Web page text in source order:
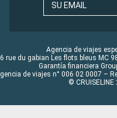
SU EMAIL
Agencia de viajes
rue du gabian Les flots bleus MC
Garantía financiera
de viajes n° 006 02 0007 –
©